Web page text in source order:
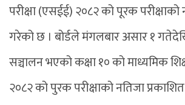
परीक्षा (एसईई) २०८२ को पूरक
गरेको छ । बोर्डले मंगलबार असार १
सञ्चालन भएको कक्षा १० को माध्यमिक
२०८२ को पुरक परीक्षाको नतिजा प्रकाशित